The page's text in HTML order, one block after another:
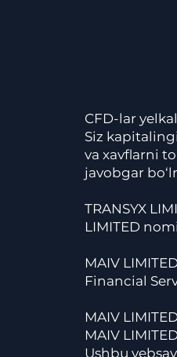
CFD-lar
Siz
va xavflarni
javobgar
TRANSYX
LIMITED
MAIV
Financial
MAIV
MAIV
Ushbu